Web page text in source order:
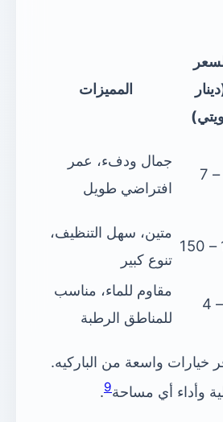
المميزات
جمال ودفء، عمر
افتراضي طويل
متين، سهل التنظيف،
تنوع كبير
مقاوم للماء، مناسب
للمناطق الرطبة
خيارات واسعة من الباركيه.
وأداء أي مساحة9
.